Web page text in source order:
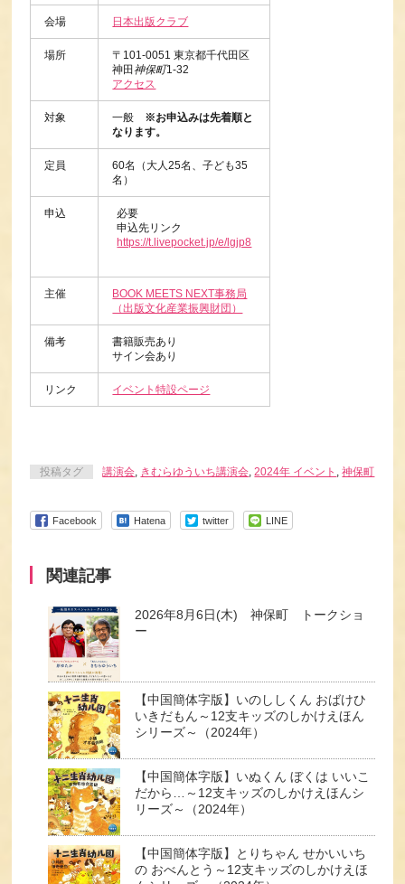
会場 日本出版クラブ
場所
〒101-0051 東京都千代田区
神田 神保町1-32
アクセス
対象 一般 ※お申込みは先着順と
なります。
定員
60名（大人25名、子ども35
名）
申込
必要
申込先リンク
https://t.livepocket.jp/e/lgjp8
主催
BOOK MEETS NEXT事務局
（出版文化産業振興財団）
備考
書籍販売あり
サイン会あり
リンク イベント特設ページ
投稿タグ 講演会, きむらゆういち講演会,2024年 イベント ,神保町
Facebook Hatena twitter LINE
関連記事
2026年8月6日(木) 神保町 トークショ
ー
【中国簡体字版】いのししくん おばけひ
いきだもん～12支キッズのしかけえほん
シリーズ～（2024年）
【中国簡体字版】いぬくん ぼくは いいこ
だから…～12支キッズのしかけえほんシ
リーズ～（2024年）
【中国簡体字版】とりちゃん せかいいち
の おべんとう～12支キッズのしかけえほ